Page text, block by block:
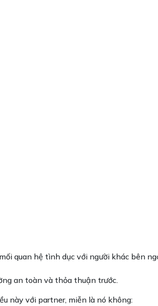
quan hệ tình dục với người khác bên
an toàn và thỏa thuận trước.
này với partner, miễn là nó không: